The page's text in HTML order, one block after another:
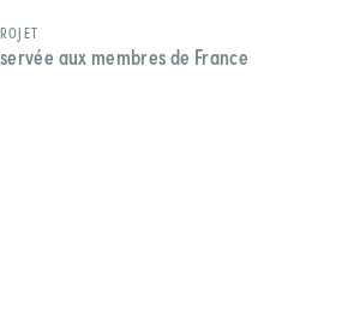
aux membres de France